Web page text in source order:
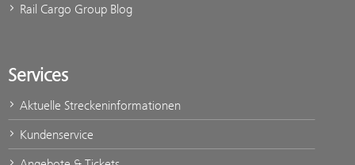
Rail Cargo Group Blog
Services
Aktuelle Streckeninformationen
Kundenservice